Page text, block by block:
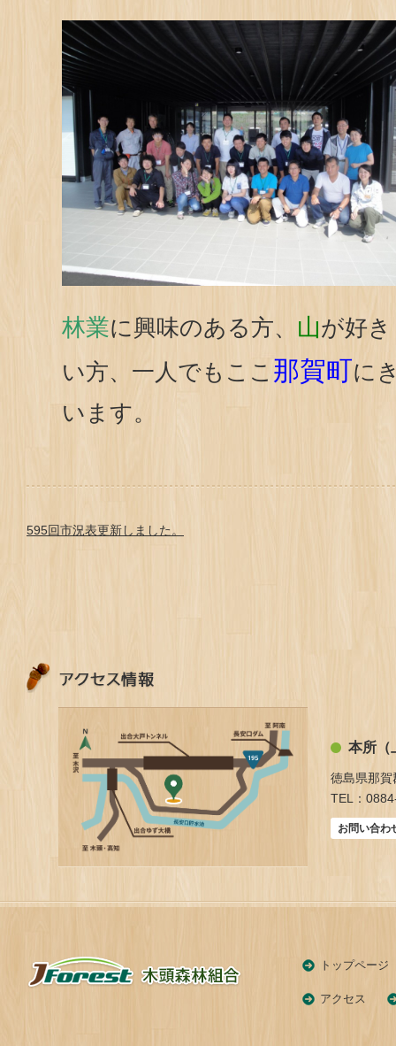
林業に興味のある方、 山が好
い方、一人でもここ 那賀町に
います。
595回市況表更新しました。
本所（
徳島県那
TEL：
お問い合わ
トップページ
アクセス